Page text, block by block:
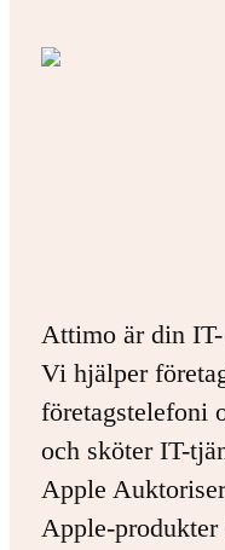
Attimo är din
Vi hjälper
företagstelefoni
och sköter IT-
Apple
Apple-